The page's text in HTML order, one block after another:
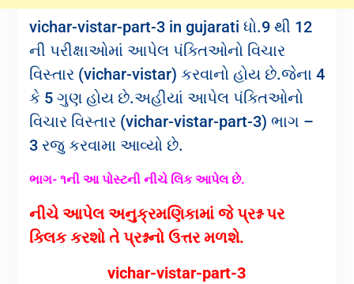
vichar-vistar-part-3 in gujarati ધો.9 થી 12
ની પરીક્ષાઓમાં આપેલ પંક્તિઓનો વિચાર
વિસ્તાર (vichar-vistar) કરવાનો હોય છે.જેના 4
કે 5 ગુણ હોય છે.અહીયાં આપેલ પંક્તિઓનો
વિચાર વિસ્તાર (vichar-vistar-part-3) ભાગ –
3 રજુ કરવામા આવ્યો છે.
ભાગ- ૧ની આ પોસ્ટની નીચે લિક આપેલ છે.
નીચે આપેલ અનુક્રમણિકામાં જે પ્રશ્ન પર
ક્લિક કરશો તે પ્રશ્નનો ઉત્તર મળશે.
vichar-vistar-part-3